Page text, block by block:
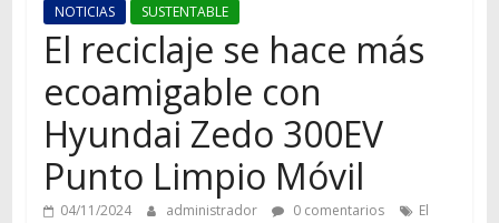
NOTICIAS SUSTENTABLE
El reciclaje se hace más
ecoamigable con
Hyundai Zedo 300EV
Punto Limpio Móvil
04/11/2024 administrador 0 comentarios
El